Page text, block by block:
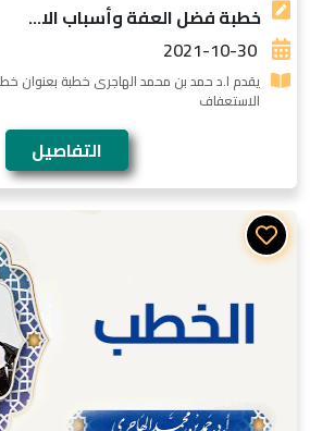
خطبة فضل العفة وأسباب الا...
2021-10-30
يقدم ا.د حمد بن محمد الهاجرى خطبة بعنوان
الاستعفاف
التفاصيل